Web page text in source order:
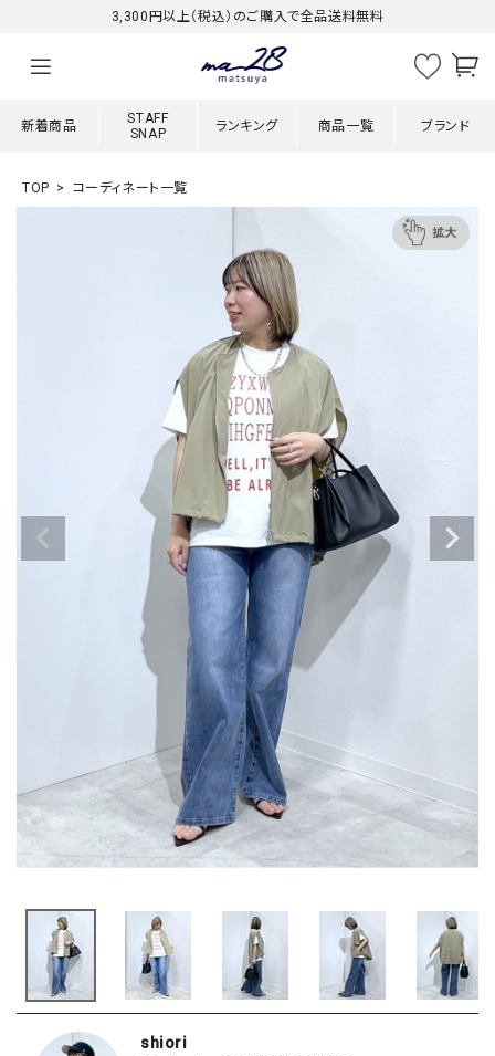
3,300円以上（税込）のご購入で全品送料無料
新着商品
STAFF
SNAP
ランキング 商品一覧 ブランド
TOP コーディネート一覧
shiori